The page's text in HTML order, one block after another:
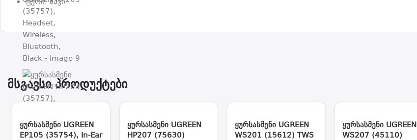
მსგავსი პროდუქტები
ყურსასმენი UGREEN
EP105 (35754), In-Ear
ყურსასმენი UGREEN
HP207 (75630)
ყურსასმენი UGREEN
WS201 (15612) TWS
ყურსასმენი UGREEN
WS207 (45110)